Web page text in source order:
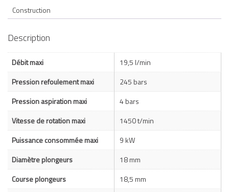
Construction
Description
Débit maxi
19,5 l/min
Pression refoulement maxi
245 bars
Pression aspiration maxi
4 bars
Vitesse de rotation maxi
1450 t/min
Puissance consommée maxi
9 kW
Diamètre plongeurs
18 mm
Course plongeurs
18,5 mm